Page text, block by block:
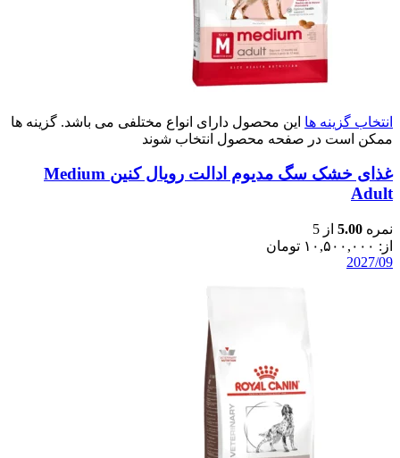
انتخاب گزینه ها این محصول دارای انواع مختلفی می باشد. گزینه ها
ممکن است در صفحه محصول انتخاب شوند
غذای خشک سگ مدیوم ادالت رویال کنین Medium
Adult
نمره 5.00 از 5
از: ۱۰,۵۰۰,۰۰۰ تومان
2027/09